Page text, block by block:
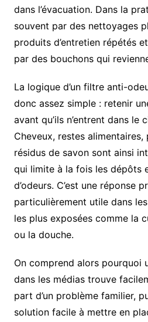
dans l’évacuation. Dans la
souvent par des nettoyages
produits d’entretien répétés
par des bouchons qui
La logique d’un filtre anti-
donc assez simple : retenir
avant qu’ils n’entrent dans le
Cheveux, restes
résidus de savon sont ainsi
qui limite à la fois les dépôts
d’odeurs. C’est une réponse
particulièrement utile dans
les plus exposées comme la
ou la douche.
On comprend alors pourquoi
dans les médias trouve
part d’un problème familier,
solution facile à mettre en